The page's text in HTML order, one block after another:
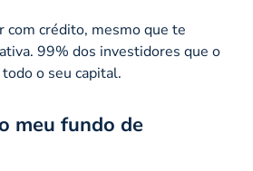
com crédito, mesmo que te
99% dos investidores que o
o seu capital.
meu fundo de